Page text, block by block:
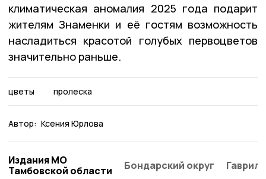
климатическая аномалия 2025 года подарит
жителям Знаменки и её гостям возможность
насладиться красотой голубых первоцветов
значительно раньше.
цветы пролеска
Автор: Ксения Юрлова
Издания МО
Тамбовской области
Бондарский округ